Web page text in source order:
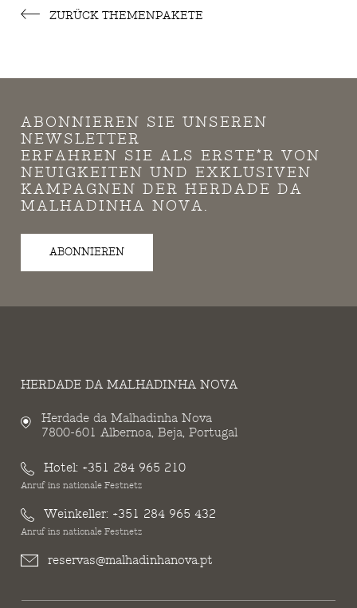
ZURÜCK THEMENPAKETE
ABONNIEREN SIE UNSEREN
NEWSLETTER
ERFAHREN SIE ALS ERSTE*R VON
NEUIGKEITEN UND EXKLUSIVEN
KAMPAGNEN DER HERDADE DA
MALHADINHA NOVA.
ABONNIEREN
HERDADE DA MALHADINHA NOVA
Herdade da Malhadinha Nova
7800-601 Albernoa, Beja, Portugal
Hotel: +351 284 965 210
Anruf ins nationale Festnetz
Weinkeller: +351 284 965 432
Anruf ins nationale Festnetz
reservas@malhadinhanova.pt